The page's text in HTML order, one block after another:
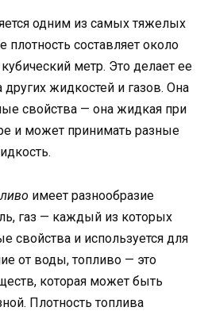
одним из самых тяжелых
плотность составляет около
метр. Это делает ее
жидкостей и газов. Она
свойства — она жидкая при
и может принимать разные
имеет разнообразие
газ — каждый из которых
свойства и используется для
от воды, топливо — это
которая может быть
Плотность топлива